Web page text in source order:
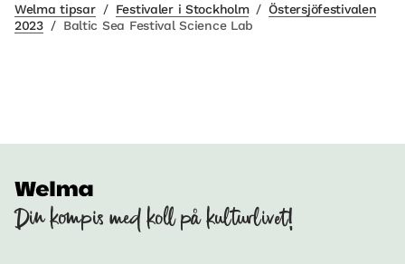
Welma tipsar / Festivaler i Stockholm / Östersjöfestivalen
2023 / Baltic Sea Festival Science Lab
Din kompis med koll på kulturlivet!